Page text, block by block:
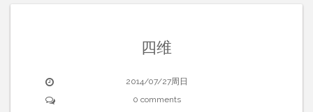
四维
2014/07/27周日
0 comments